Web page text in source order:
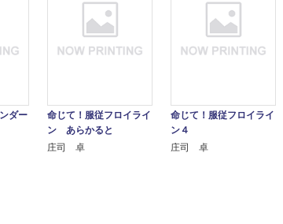
ダー
命じて！服従フロイライ
ン あらかると
庄司 卓
命じて！服従フロイライ
ン４
庄司 卓